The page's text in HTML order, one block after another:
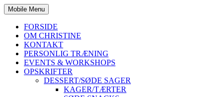
Mobile Menu
FORSIDE
OM CHRISTINE
KONTAKT
PERSONLIG TRÆNING
EVENTS & WORKSHOPS
OPSKRIFTER
DESSERT/SØDE SAGER
KAGER/TÆRTER